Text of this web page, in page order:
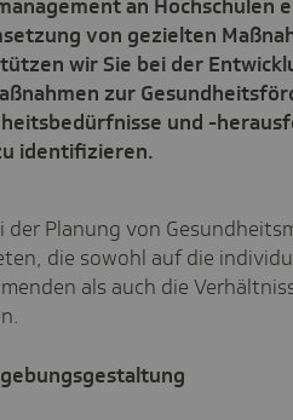
an Hochschulen
von gezielten
wir Sie bei der
zur
und -
identifizieren.
Planung von
die sowohl auf die
als auch die